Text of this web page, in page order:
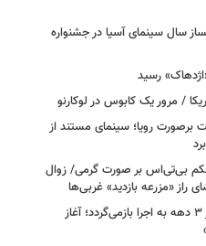
سال سینمای آسیا در جشنواره
رسید
/ مرور یک کابوس در لوکارنو
برصورت رویا؛ سینمای مستند از
بی‌تی‌اس بر صورت گرمی/ زوال
راز «مزرعه بازدید» غربی‌ها
حسین پاکدل پس از ۳ دهه به اجرا بازمی‌گردد؛ آغاز